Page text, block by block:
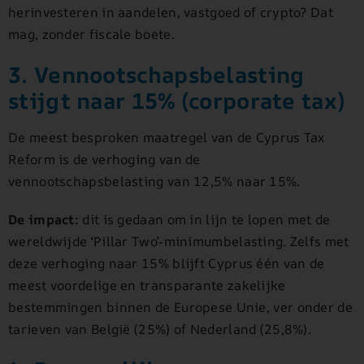
herinvesteren in aandelen, vastgoed of crypto? Dat
mag, zonder fiscale boete.
3. Vennootschapsbelasting
stijgt naar 15% (corporate tax)
De meest besproken maatregel van de Cyprus Tax
Reform is de verhoging van de
vennootschapsbelasting van 12,5% naar 15%.
De impact: dit is gedaan om in lijn te lopen met de
wereldwijde ‘Pillar Two’-minimumbelasting. Zelfs met
deze verhoging naar 15% blijft Cyprus één van de
meest voordelige en transparante zakelijke
bestemmingen binnen de Europese Unie, ver onder de
tarieven van België (25%) of Nederland (25,8%).